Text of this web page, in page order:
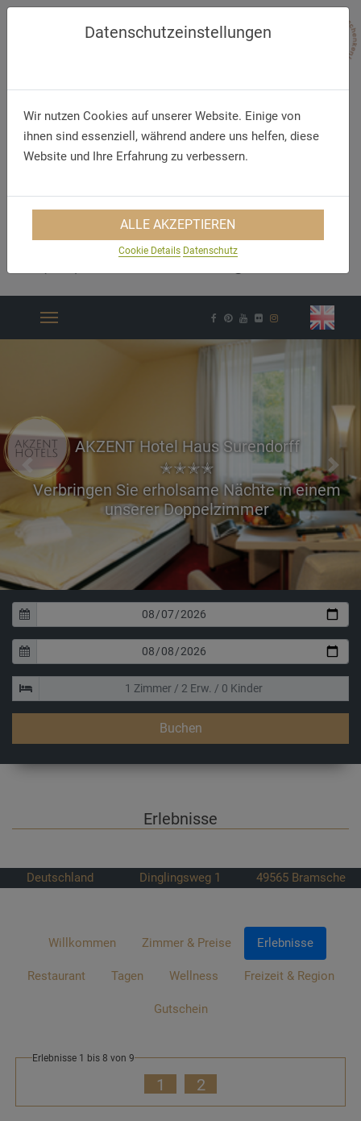
AKZENT Hotel Haus Surendorff
✭✭✭✭
Verbringen Sie erholsame Nächte in einem
unserer Doppelzimmer
Previous Next
Buchen
Erlebnisse
Deutschland Dinglingsweg 1 49565 Bramsche
Willkommen Zimmer & Preise Erlebnisse
Restaurant Tagen Wellness Freizeit & Region
Gutschein
Erlebnisse 1 bis 8 von 9
1 2
Datenschutzeinstellungen
Wir nutzen Cookies auf unserer Website. Einige von
ihnen sind essenziell, während andere uns helfen, diese
Website und Ihre Erfahrung zu verbessern.
ALLE AKZEPTIEREN
Cookie Details Datenschutz